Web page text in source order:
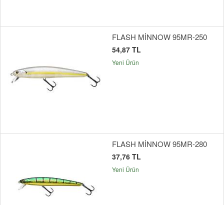
FLASH MİNNOW 95MR-250
54,87 TL
Yeni Ürün
FLASH MİNNOW 95MR-280
37,76 TL
Yeni Ürün